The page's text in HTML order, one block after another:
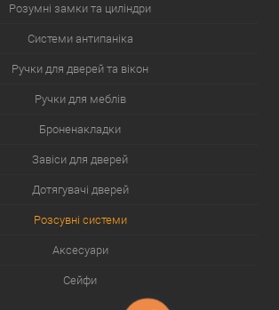
Розумні замки та циліндри
Системи антипаніка
Ручки для дверей та вікон
Ручки для меблів
Броненакладки
Завіси для дверей
Дотягувачі дверей
Розсувні системи
Аксесуари
Сейфи